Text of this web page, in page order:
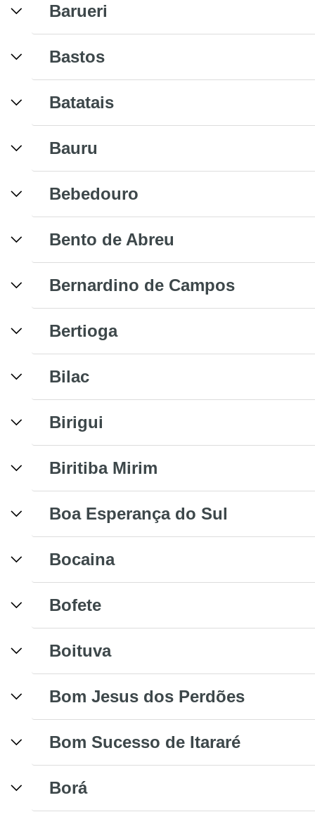
Barueri
Bastos
Batatais
Bauru
Bebedouro
Bento de Abreu
Bernardino de Campos
Bertioga
Bilac
Birigui
Biritiba Mirim
Boa Esperança do Sul
Bocaina
Bofete
Boituva
Bom Jesus dos Perdões
Bom Sucesso de Itararé
Borá